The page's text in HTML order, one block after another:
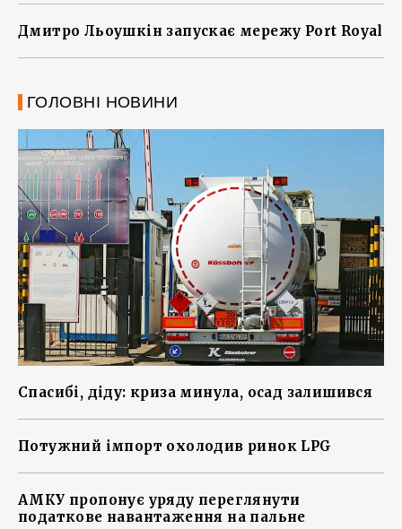
Дмитро Льоушкін запускає мережу Port Royal
ГОЛОВНІ НОВИНИ
Спасибі, діду: криза минула, осад залишився
Потужний імпорт охолодив ринок LPG
АМКУ пропонує уряду переглянути
податкове навантаження на пальне